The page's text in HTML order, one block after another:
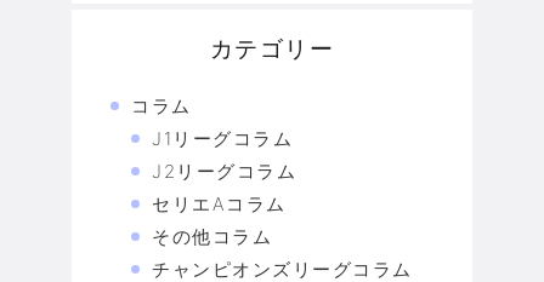
カテゴリー
コラム
J1リーグコラム
J2リーグコラム
セリエAコラム
その他コラム
チャンピオンズリーグコラム